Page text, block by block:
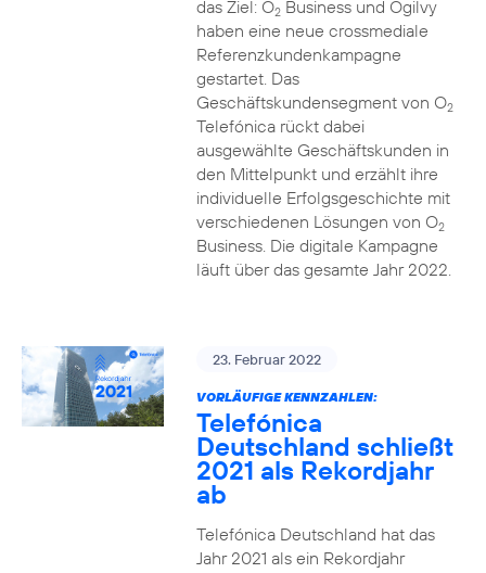
das Ziel: O2Business und Ogilvy
haben eine neue crossmediale
Referenzkundenkampagne
gestartet. Das
Geschäftskundensegment von O2
Telefónica rückt dabei
ausgewählte Geschäftskunden in
den Mittelpunkt und erzählt ihre
individuelle Erfolgsgeschichte mit
verschiedenen Lösungen von O2
Business. Die digitale Kampagne
läuft über das gesamte Jahr 2022.
23. Februar 2022
VORLÄUFIGE KENNZAHLEN:
Telefónica
Deutschland schließt
2021 als Rekordjahr
ab
Telefónica Deutschland hat das
Jahr 2021 als ein Rekordjahr